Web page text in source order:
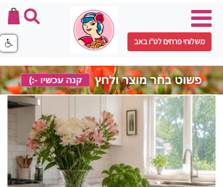
משלוחי פרחים לט"ו באב